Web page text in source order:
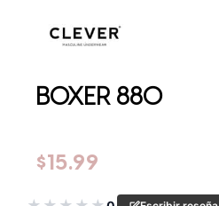
BOXER 880
$15.99